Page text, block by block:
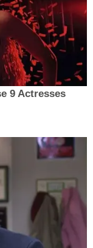
9 Actresses